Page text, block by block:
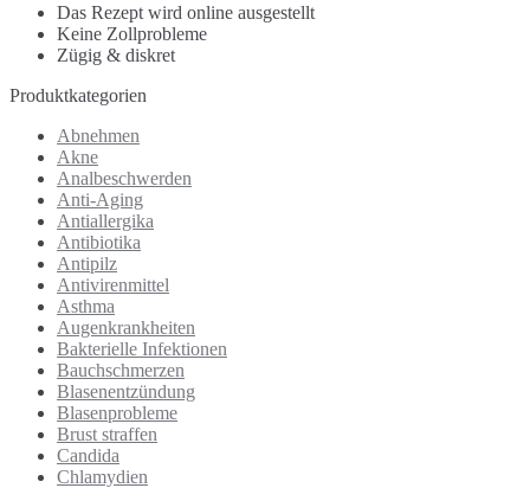
Das Rezept wird online ausgestellt
Keine Zollprobleme
Zügig & diskret
Produktkategorien
Abnehmen
Akne
Analbeschwerden
Anti-Aging
Antiallergika
Antibiotika
Antipilz
Antivirenmittel
Asthma
Augenkrankheiten
Bakterielle Infektionen
Bauchschmerzen
Blasenentzündung
Blasenprobleme
Brust straffen
Candida
Chlamydien